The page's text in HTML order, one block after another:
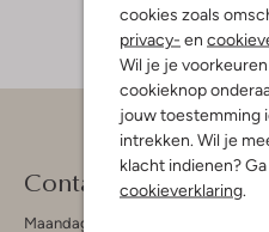
cookies zoals
privacy- en
Wil je je
cookieknop
jouw toestemming
intrekken. Wil je
klacht indienen?
cookieverklaring.
Contact
Maandag - Vrijdag 09:00 - 19:00 uur